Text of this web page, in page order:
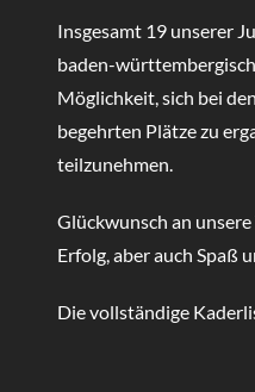
Insgesamt 19 unserer
baden-
Möglichkeit, sich bei
begehrten Plätze zu
teilzunehmen.
Glückwunsch an
Erfolg, aber auch Spaß
Die vollständige